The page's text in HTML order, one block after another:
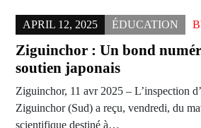
APRIL 12, 2025 ÉDUCATION
Ziguinchor : Un bond
soutien japonais
Ziguinchor, 11 avr 2025 – L’inspection
Ziguinchor (Sud) a reçu, vendredi, du
scientifique destiné à…